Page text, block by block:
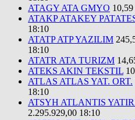
ATAGY ATA GMYO 10,59
ATAKP ATAKEY
18:10
ATATP ATP YAZILIM
18:10
ATATR ATA TURIZM
ATEKS AKIN TEKSTIL
ATLAS ATLAS YAT. ORT.
18:10
ATSYH ATLANTIS
2.295.929,00 18:10